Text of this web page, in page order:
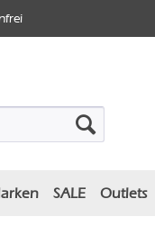
SALE Outlets